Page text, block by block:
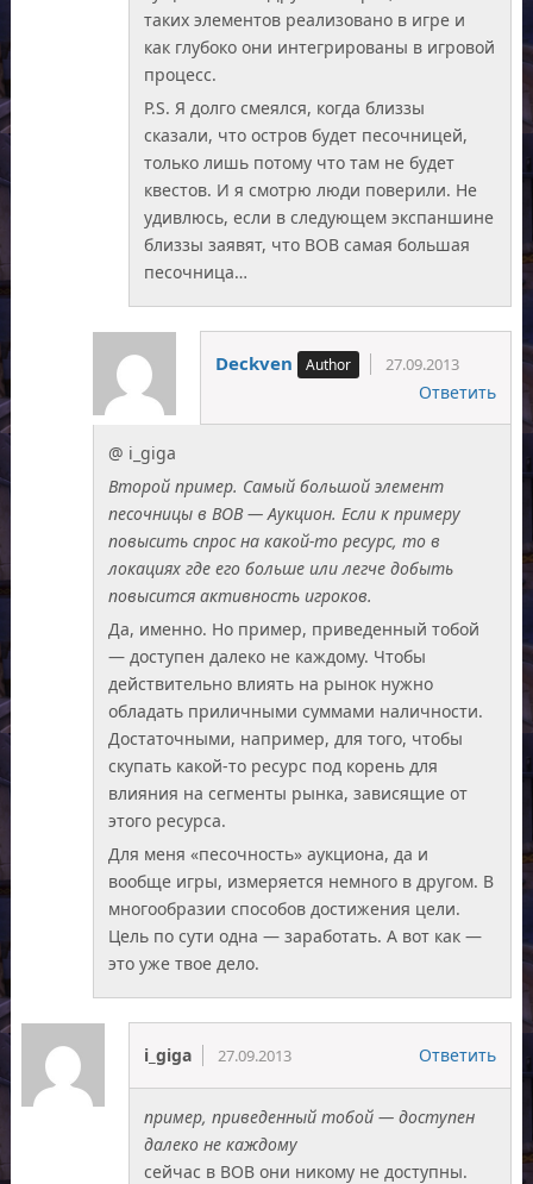
таких элементов реализовано в игре и
как глубоко они интегрированы в игровой
процесс.
P.S. Я долго смеялся, когда близзы
сказали, что остров будет песочницей,
только лишь потому что там не будет
квестов. И я смотрю люди поверили. Не
удивлюсь, если в следующем экспаншине
близзы заявят, что ВОВ самая большая
песочница…
Deckven 27.09.2013
Ответить
@ i_giga
Второй пример. Самый большой элемент
песочницы в ВОВ — Аукцион. Если к примеру
повысить спрос на какой-то ресурс, то в
локациях где его больше или легче добыть
повысится активность игроков.
Да, именно. Но пример, приведенный тобой
— доступен далеко не каждому. Чтобы
действительно влиять на рынок нужно
обладать приличными суммами наличности.
Достаточными, например, для того, чтобы
скупать какой-то ресурс под корень для
влияния на сегменты рынка, зависящие от
этого ресурса.
Для меня «песочность» аукциона, да и
вообще игры, измеряется немного в другом. В
многообразии способов достижения цели.
Цель по сути одна — заработать. А вот как —
это уже твое дело.
i_giga 27.09.2013 Ответить
пример, приведенный тобой — доступен
далеко не каждому
сейчас в ВОВ они никому не доступны.